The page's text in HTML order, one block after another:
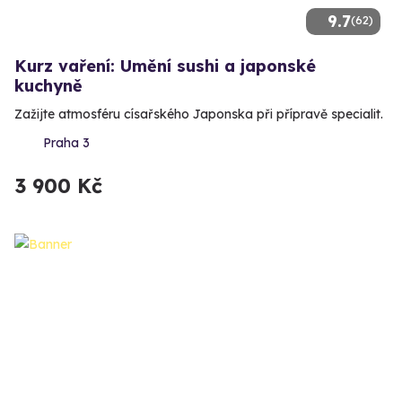
9.7(62)
Kurz vaření: Umění sushi a japonské
kuchyně
Zažijte atmosféru císařského Japonska při přípravě specialit.
Praha 3
3 900 Kč